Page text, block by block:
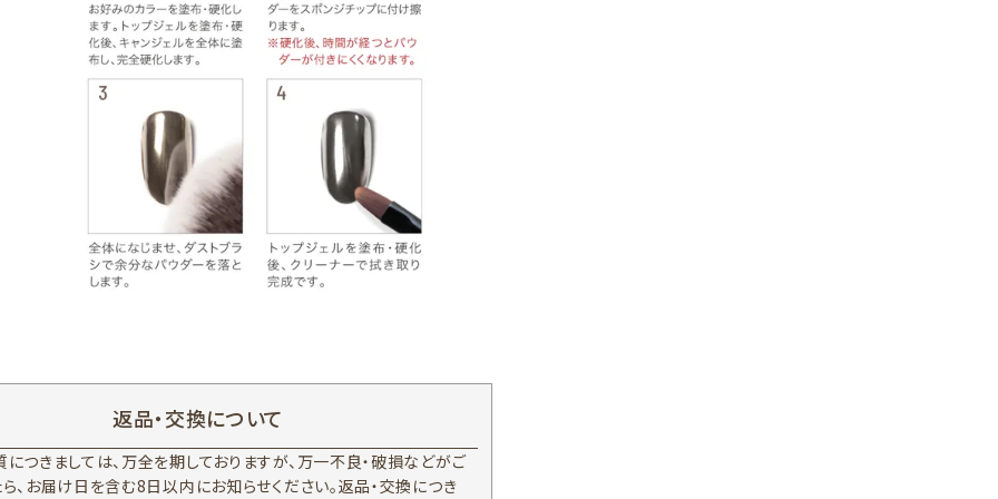
返品・交換について
つきましては、万全を期しておりますが、万一不良・破損などがご
、お届け日を含む8日以内にお知らせください。返品・交換につき